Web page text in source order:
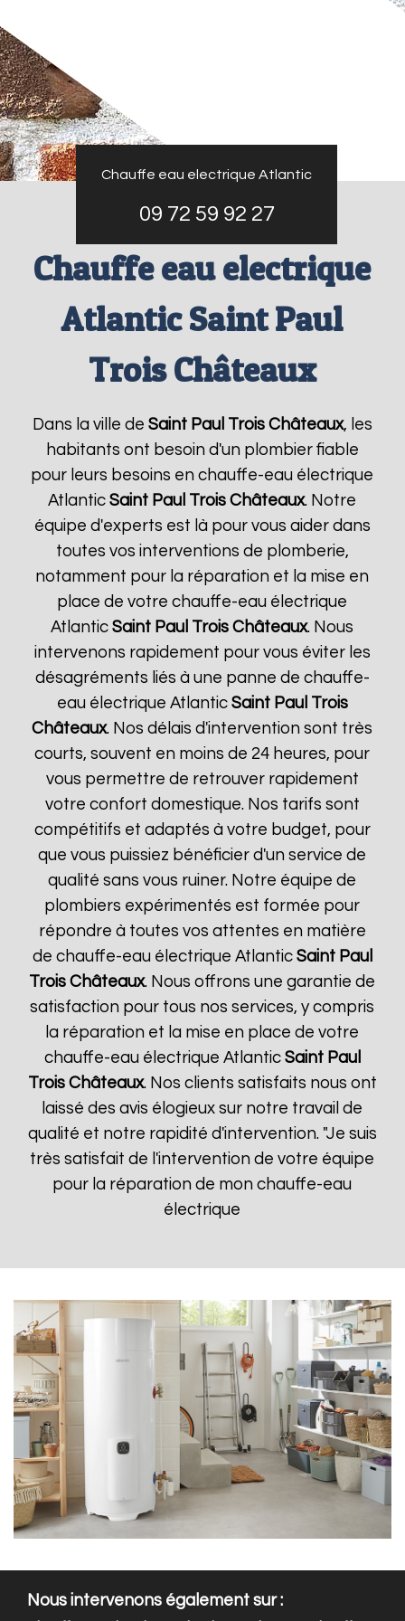
Chauffe eau electrique Atlantic
09 72 59 92 27
Chauffe eau electrique
Atlantic Saint Paul
Trois Châteaux
Dans la ville de Saint Paul Trois Châteaux, les
habitants ont besoin d'un plombier fiable
pour leurs besoins en chauffe-eau électrique
AtlanticSaint Paul Trois Châteaux. Notre
équipe d'experts est là pour vous aider dans
toutes vos interventions de plomberie,
notamment pour la réparation et la mise en
place de votre chauffe-eau électrique
AtlanticSaint Paul Trois Châteaux. Nous
intervenons rapidement pour vous éviter les
désagréments liés à une panne de chauffe-
eau électrique Atlantic Saint Paul Trois
Châteaux. Nos délais d'intervention sont très
courts, souvent en moins de 24 heures, pour
vous permettre de retrouver rapidement
votre confort domestique. Nos tarifs sont
compétitifs et adaptés à votre budget, pour
que vous puissiez bénéficier d'un service de
qualité sans vous ruiner. Notre équipe de
plombiers expérimentés est formée pour
répondre à toutes vos attentes en matière
de chauffe-eau électrique Atlantic Saint Paul
Trois Châteaux. Nous offrons une garantie de
satisfaction pour tous nos services, y compris
la réparation et la mise en place de votre
chauffe-eau électrique Atlantic Saint Paul
Trois Châteaux. Nos clients satisfaits nous ont
laissé des avis élogieux sur notre travail de
qualité et notre rapidité d'intervention. "Je suis
très satisfait de l'intervention de votre équipe
pour la réparation de mon chauffe-eau
électrique
Nous intervenons également sur :